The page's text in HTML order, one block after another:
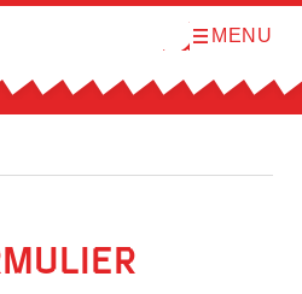
O
n
m
MENU